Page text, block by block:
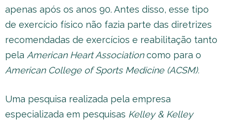
apenas após os anos 90. Antes disso, esse tipo
de exercício físico não fazia parte das diretrizes
recomendadas de exercícios e reabilitação tanto
pela American Heart Associationcomo para o
American College of Sports Medicine (ACSM).
Uma pesquisa realizada pela empresa
especializada em pesquisas Kelley & Kelley